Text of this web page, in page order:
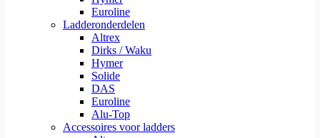
Euroline
Ladderonderdelen
Altrex
Dirks / Waku
Hymer
Solide
DAS
Euroline
Alu-Top
Accessoires voor ladders